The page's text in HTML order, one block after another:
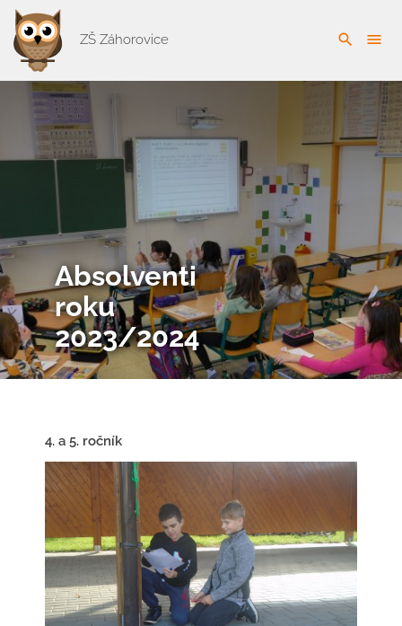
ZŠ Záhorovice search menu
Absolventi
roku
2023/2024
4. a 5. ročník